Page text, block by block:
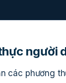
người
các phương